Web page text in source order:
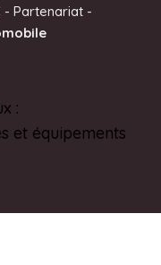
- Partenariat -
:
et équipements